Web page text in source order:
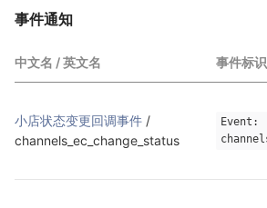
事件通知
中文名 / 英文名 事件标识
小店状态变更回调事件 /
channels_ec_change_status
Event: